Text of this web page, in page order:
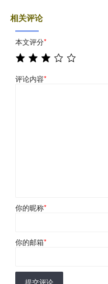
相关评论
本文评分*
评论内容*
你的昵称*
你的邮箱*
提交评论